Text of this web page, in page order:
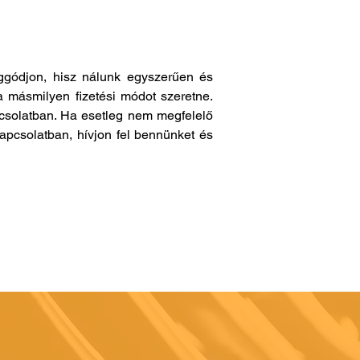
hisz nálunk egyszerűen és
fizetési módot szeretne.
Ha esetleg nem megfelelő
hívjon fel bennünket és